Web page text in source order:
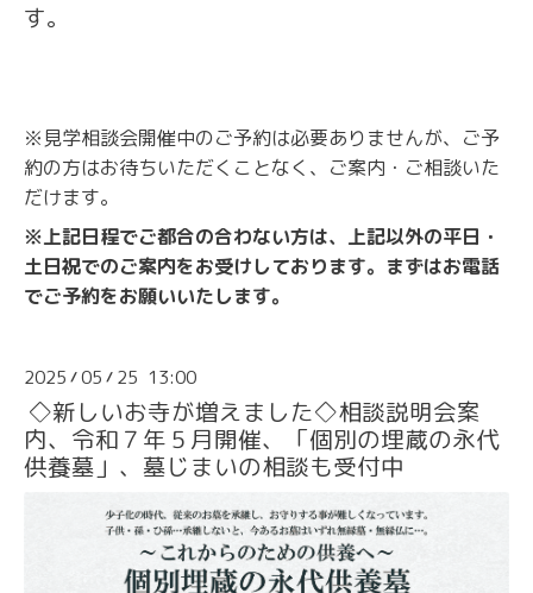
す。
※見学相談会開催中のご予約は必要ありませんが、ご予
約の方はお待ちいただくことなく、ご案内・ご相談いた
だけます。
※上記日程でご都合の合わない方は、上記以外の平日・
土日祝でのご案内をお受けしております。まずはお電話
でご予約をお願いいたします。
2025 /05 / 25 13:00
◇新しいお寺が増えました◇相談説明会案
内、令和７年５月開催、「個別の埋蔵の永代
供養墓」、墓じまいの相談も受付中